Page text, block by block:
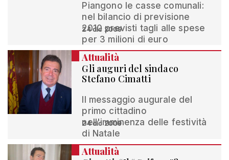
Piangono le casse comunali:
nel bilancio di previsione
2010 previsti tagli alle spese
per 3 milioni di euro
24 dic 2009
Attualità
Gli auguri del sindaco
Stefano Cimatti
Il messaggio augurale del
primo cittadino
nell'imminenza delle festività
di Natale
24 dic 2009
Attualità